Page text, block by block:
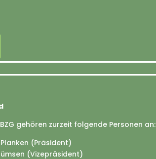
gehören zurzeit folgende Personen an:
(Präsident)
(Vizepräsident)